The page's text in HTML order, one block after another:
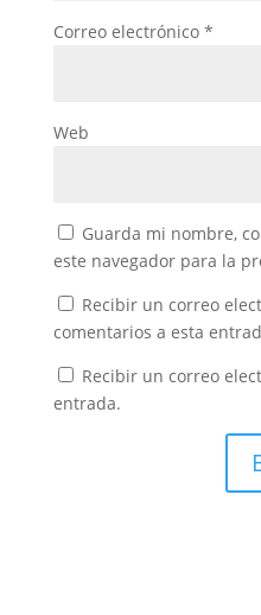
Correo electrónico *
Web
Guarda mi nombre,
este navegador para la
Recibir un correo
comentarios a esta
Recibir un correo
entrada.